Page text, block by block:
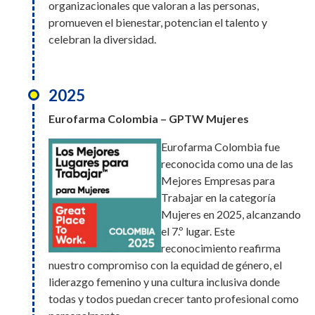
accidentes de trabajo, además de iniciativas de
sostenibilidad y preservación ambiental, y la 12.ª
edición del Premio Bumerangue.
Eurofarma Bolivia – GPTW
participación en el ranking de
Great Place to Work,
alcanzamos el 14.º lugar entre
las mejores empresas para
trabajar en el país. Un resultado que refleja la
dedicación de un equipo que actúa con pasión,
propósito y colaboración.
2025
alcanzando el 3.er
lugar. Este reconocimiento reafirma nuestro
compromiso con la equidad de género, el
profesional como personalmente.
2025
M&A Connect Awards
Eurofarma fue galardonada
con el premio a la Mejor
Estrategia (Low Cap) del año
en los M&A Connect Awards.
El reconocimiento llegó tras
tres grandes adquisiciones
realizadas por Eurofarma en los últimos años: Genfar,
organizacionales que valoran a las personas,
promueven el bienestar, potencian el talento y
celebran la diversidad.
2025
Eurofarma Colombia – GPTW Mujeres
Eurofarma Colombia fue
reconocida como una de las
Mejores Empresas para
Trabajar en la categoría
Mujeres en 2025, alcanzando
el 7.º lugar. Este
reconocimiento reafirma
nuestro compromiso con la equidad de género, el
liderazgo femenino y una cultura inclusiva donde
todas y todos puedan crecer tanto profesional como